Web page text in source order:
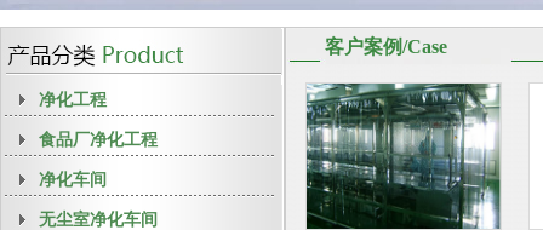
净化工程
食品厂净化工程
净化车间
无尘室净化车间
客户案例/Case